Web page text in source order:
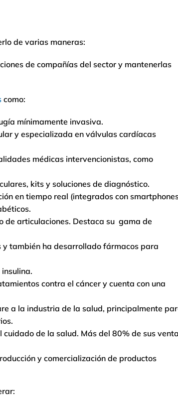
de varias maneras:
de compañías del sector y mantenerlas
como:
mínimamente invasiva.
y especializada en válvulas cardíacas
médicas intervencionistas, como
kits y soluciones de diagnóstico.
en tiempo real (integrados con
articulaciones. Destaca su gama de
y también ha desarrollado fármacos para
contra el cáncer y cuenta con una
a la industria de la salud, principalmente
cuidado de la salud. Más del 80% de sus
y comercialización de productos